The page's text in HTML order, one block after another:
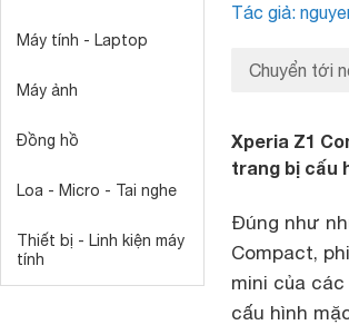
Máy tính - Laptop
Máy ảnh
Đồng hồ
Loa - Micro - Tai nghe
Thiết bị - Linh kiện máy
tính
Tác giả:
Chuyển tới
Xperia Z1
trang bị cấu
Đúng như
Compact,
mini của
cấu hình